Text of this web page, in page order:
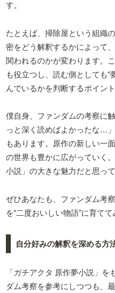
す。
たとえば、掃除屋という組織
密をどう解釈するかによって
関われるのかが変わります。
も役立つし、読む側としても“
んでいるかを判断するポイン
僕自身、ファンダムの考察に
っと深く読めばよかったな…
もあります。原作の新しい一
の世界も豊かに広がっていく
小説」の大きな魅力だと思って
ぜひあなたも、ファンダム考
を“二度おいしい物語”に育てて
自分好みの解釈を深める方
「ガチアクタ 原作夢小説」
ダム考察を参考にしつつも、